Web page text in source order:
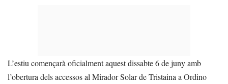
L’estiu començarà oficialment aquest dissabte 6 de juny amb
l’obertura dels accessos al Mirador Solar de Tristaina a Ordino